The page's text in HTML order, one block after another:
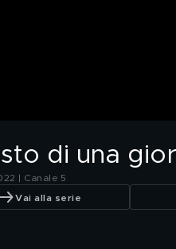
di una
| Canale 5
Vai alla serie